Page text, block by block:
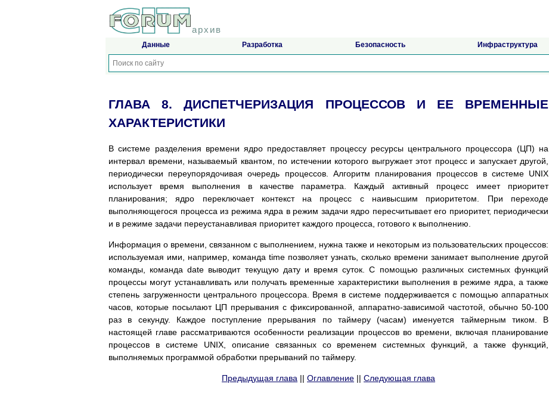
архив
Данные Разработка Безопасность Инфраструктура
ГЛАВА 8. ДИСПЕТЧЕРИЗАЦИЯ ПРОЦЕССОВ И ЕЕ ВРЕМЕННЫЕ
ХАРАКТЕРИСТИКИ
В системе разделения времени ядро предоставляет процессу ресурсы центрального процессора (ЦП) на
интервал времени, называемый квантом, по истечении которого выгружает этот процесс и запускает другой,
периодически переупорядочивая очередь процессов. Алгоритм планирования процессов в системе UNIX
использует время выполнения в качестве параметра. Каждый активный процесс имеет приоритет
планирования; ядро переключает контекст на процесс с наивысшим приоритетом. При переходе
выполняющегося процесса из режима ядра в режим задачи ядро пересчитывает его приоритет, периодически
и в режиме задачи переустанавливая приоритет каждого процесса, готового к выполнению.
Информация о времени, связанном с выполнением, нужна также и некоторым из пользовательских процессов:
используемая ими, например, команда time позволяет узнать, сколько времени занимает выполнение другой
команды, команда date выводит текущую дату и время суток. С помощью различных системных функций
процессы могут устанавливать или получать временные характеристики выполнения в режиме ядра, а также
степень загруженности центрального процессора. Время в системе поддерживается с помощью аппаратных
часов, которые посылают ЦП прерывания с фиксированной, аппаратно-зависимой частотой, обычно 50-100
раз в секунду. Каждое поступление прерывания по таймеру (часам) именуется таймерным тиком. В
настоящей главе рассматриваются особенности реализации процессов во времени, включая планирование
процессов в системе UNIX, описание связанных со временем системных функций, а также функций,
выполняемых программой обработки прерываний по таймеру.
Предыдущая глава || Оглавление || Следующая глава